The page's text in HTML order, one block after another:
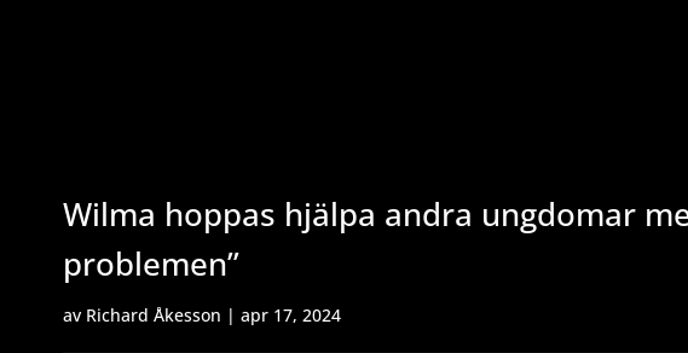
Wilma hoppas hjälpa andra ungdomar
problemen”
av Richard Åkesson | apr 17, 2024